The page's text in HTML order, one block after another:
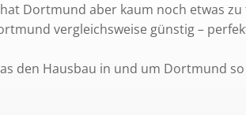
Dortmund aber kaum noch etwas zu
vergleichsweise günstig –
den Hausbau in und um Dortmund